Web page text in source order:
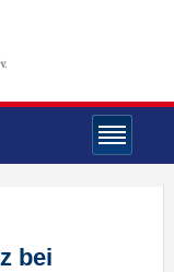
bei